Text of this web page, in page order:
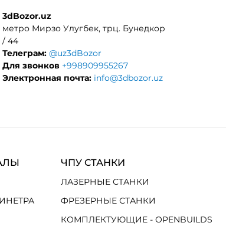
3dBozor.uz
метро Мирзо Улугбек, трц. Бунедкор
/ 44
Телеграм: @uz3dBozor
Для звонков +998909955267
Электронная почта: info@3dbozor.uz
ЧПУ СТАНКИ
ЛАЗЕРНЫЕ СТАНКИ
ФРЕЗЕРНЫЕ СТАНКИ
КОМПЛЕКТУЮЩИЕ - OPENBUILDS